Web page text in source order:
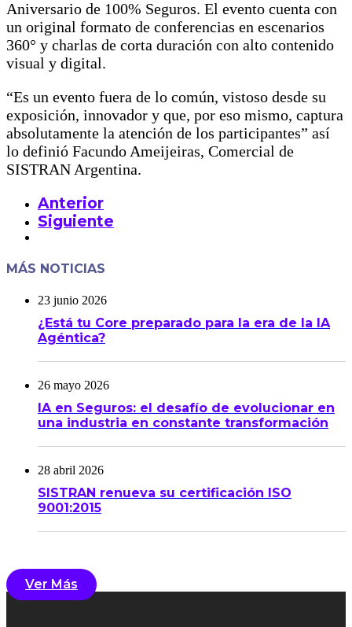
Aniversario de 100% Seguros. El evento cuenta con
un original formato de conferencias en escenarios
360° y charlas de corta duración con alto contenido
visual y digital.
“Es un evento fuera de lo común, vistoso desde su
exposición, innovador y que, por eso mismo, captura
absolutamente la atención de los participantes” así
lo definió Facundo Ameijeiras, Comercial de
SISTRAN Argentina.
Anterior
Siguiente
MÁS NOTICIAS
23 junio 2026
¿Está tu Core preparado para la era de la IA
Agéntica?
26 mayo 2026
IA en Seguros: el desafío de evolucionar en
una industria en constante transformación
28 abril 2026
SISTRAN renueva su certificación ISO
9001:2015
Ver Más